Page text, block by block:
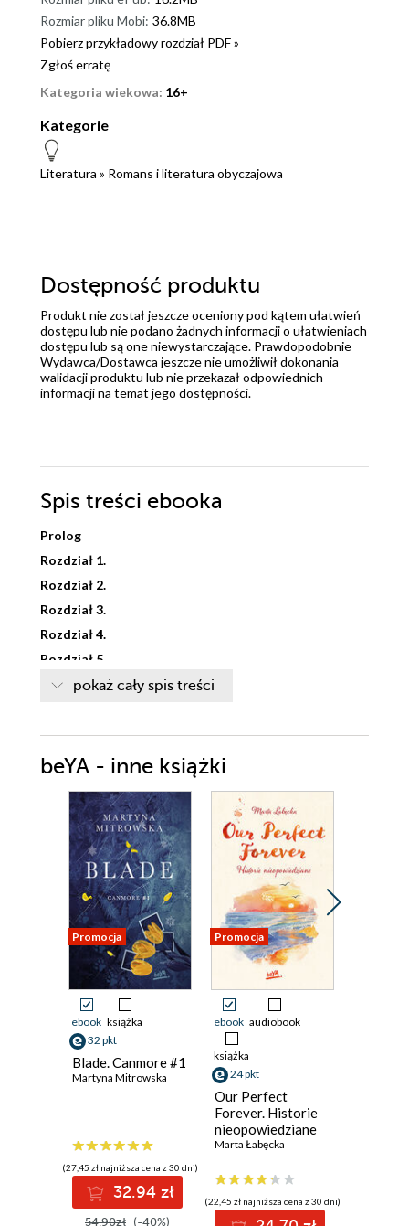
Rozmiar pliku Mobi: 36.8MB
Pobierz przykładowy rozdział PDF »
Zgłoś erratę
Kategoria wiekowa: 16+
Kategorie
Literatura » Romans i literatura obyczajowa
Dostępność produktu
Produkt nie został jeszcze oceniony pod kątem ułatwień
dostępu lub nie podano żadnych informacji o ułatwieniach
dostępu lub są one niewystarczające. Prawdopodobnie
Wydawca/Dostawca jeszcze nie umożliwił dokonania
walidacji produktu lub nie przekazał odpowiednich
informacji na temat jego dostępności.
Spis treści ebooka
Prolog
Rozdział 1.
Rozdział 2.
Rozdział 3.
Rozdział 4.
Rozdział 5.
Rozdział 6.
Rozdział 8.
Rozdział 9.
Rozdział 11.
Rozdział 12.
Rozdział 13.
Rozdział 14.
Rozdział 15.
Rozdział 16.
Rozdział 17.
Rozdział 18.
Rozdział 19.
Rozdział 20.
Rozdział 21.
Rozdział 22.
Rozdział 25.
Rozdział 26.
Rozdział 27.
pokaż cały spis treści
beYA - inne książki
Promocja
ebook książka
32 pkt
Blade. Canmore #1
Martyna Mitrowska
(27,45 zł najniższa cena z 30 dni)
32.94 zł
54.90zł (-40%)
Promocja
ebook audiobook
książka
24 pkt
Our Perfect
Forever. Historie
nieopowiedziane
Marta Łabęcka
(22,45 zł najniższa cena z 30 dni)